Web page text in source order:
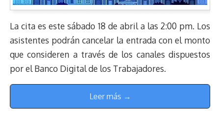
La cita es este sábado 18 de abril a las 2:00 pm. Los
asistentes podrán cancelar la entrada con el monto
que consideren a través de los canales dispuestos
por el Banco Digital de los Trabajadores.
Leer más →